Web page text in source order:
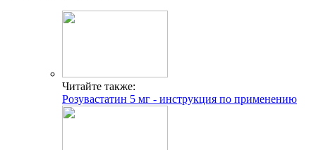
Читайте также:
Розувастатин 5 мг - инструкция по применению